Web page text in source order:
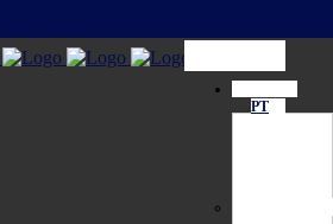
PT